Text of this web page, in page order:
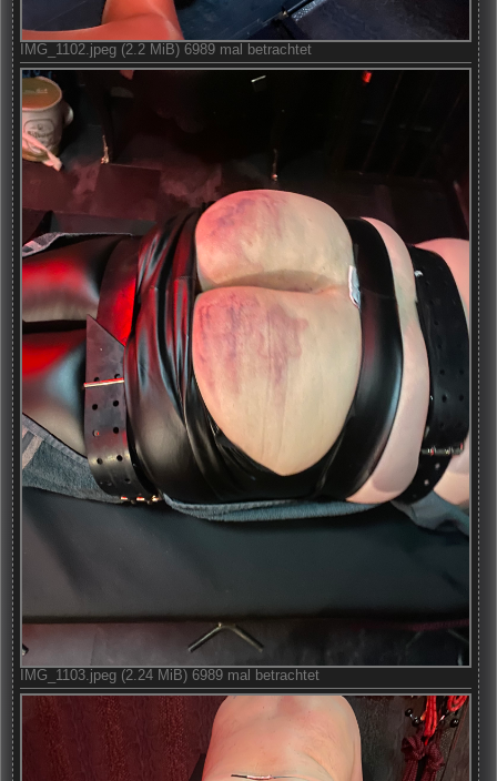
IMG_1102.jpeg (2.2 MiB) 6989 mal betrachtet
IMG_1103.jpeg (2.24 MiB) 6989 mal betrachtet